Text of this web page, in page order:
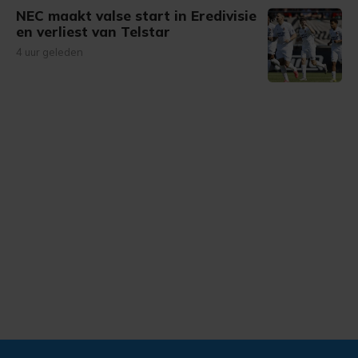
NEC maakt valse start in Eredivisie
en verliest van Telstar
4 uur geleden